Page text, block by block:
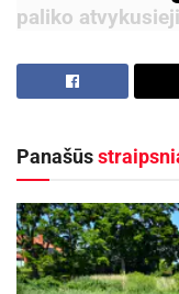
paliko
Jungtinės
suorganizuotos
edukacijos, 30
bei 4 privatūs
Panašūs